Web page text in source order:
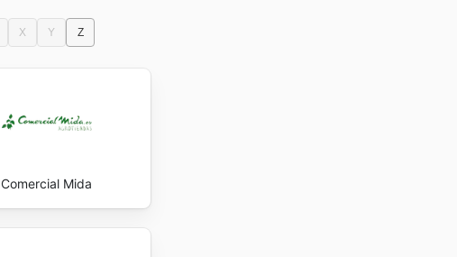
X Y Z
Comercial Mida